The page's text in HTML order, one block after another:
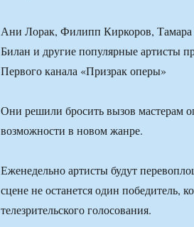
Ани Лорак, Филипп Киркоров,
Билан и другие популярные артисты
Первого канала «Призрак оперы»
Они решили бросить вызов мастерам
возможности в новом жанре.
Еженедельно артисты будут
сцене не останется один победитель,
телезрительского голосования.